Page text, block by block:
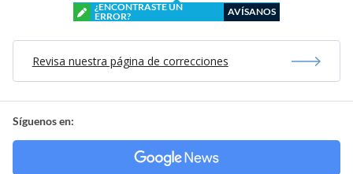
¿ENCONTRASTE UN
ERROR?
AVÍSANOS
Revisa nuestra página de correcciones
Síguenos en: